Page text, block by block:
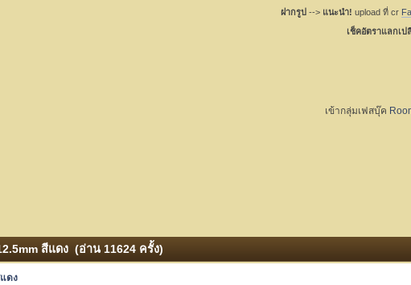
ฝากรูป --> แนะนำ! upload ที่ cr
เช็คอัตราแลกเ
เข้ากลุ่มเฟสบุ๊ค
สีแดง (อ่าน 11624 ครั้ง)
ดง